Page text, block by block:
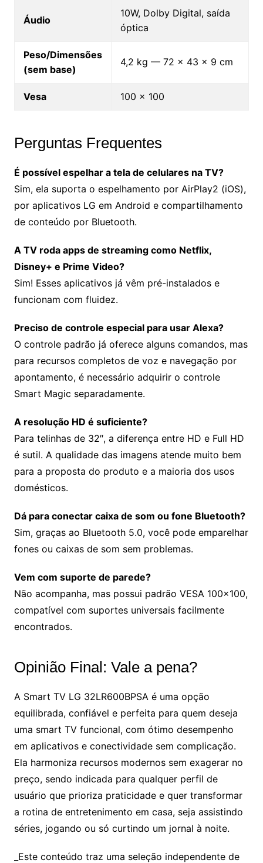
Áudio
10W, Dolby Digital, saída
óptica
Peso/Dimensões
(sem base)
4,2 kg — 72 x 43 x 9 cm
Vesa 100 x 100
Perguntas Frequentes
É possível espelhar a tela de celulares na TV?
Sim, ela suporta o espelhamento por AirPlay2 (iOS),
por aplicativos LG em Android e compartilhamento
de conteúdo por Bluetooth.
A TV roda apps de streaming como Netflix,
Disney+ e Prime Video?
Sim! Esses aplicativos já vêm pré-instalados e
funcionam com fluidez.
Preciso de controle especial para usar Alexa?
O controle padrão já oferece alguns comandos, mas
para recursos completos de voz e navegação por
apontamento, é necessário adquirir o controle
Smart Magic separadamente.
A resolução HD é suficiente?
Para telinhas de 32″, a diferença entre HD e Full HD
é sutil. A qualidade das imagens atende muito bem
para a proposta do produto e a maioria dos usos
domésticos.
Dá para conectar caixa de som ou fone Bluetooth?
Sim, graças ao Bluetooth 5.0, você pode emparelhar
fones ou caixas de som sem problemas.
Vem com suporte de parede?
Não acompanha, mas possui padrão VESA 100×100,
compatível com suportes universais facilmente
encontrados.
Opinião Final: Vale a pena?
A Smart TV LG 32LR600BPSA é uma opção
equilibrada, confiável e perfeita para quem deseja
uma smart TV funcional, com ótimo desempenho
em aplicativos e conectividade sem complicação.
Ela harmoniza recursos modernos sem exagerar no
preço, sendo indicada para qualquer perfil de
usuário que prioriza praticidade e quer transformar
a rotina de entretenimento em casa, seja assistindo
séries, jogando ou só curtindo um jornal à noite.
_Este conteúdo traz uma seleção independente de